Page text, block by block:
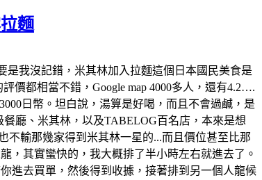
麵
是我沒記錯，米其林加入拉麵這個日本國民美食是
價都相當不錯，Google map 4000多人，還有4.2….
日幣。坦白說，湯算是好喝，而且不會過鹹，是
廳、米其林，以及TABELOG百名店，本來是想
不輸那幾家得到米其林一星的...而且價位甚至比那
，其實蠻快的，我大概排了半小時左右就進去了。
進去買單，然後得到收據，接著排到另一個人龍候